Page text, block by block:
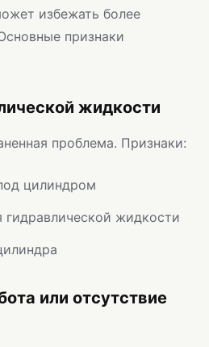
избежать более
признаки
жидкости
проблема. Признаки:
цилиндром
жидкости
или отсутствие